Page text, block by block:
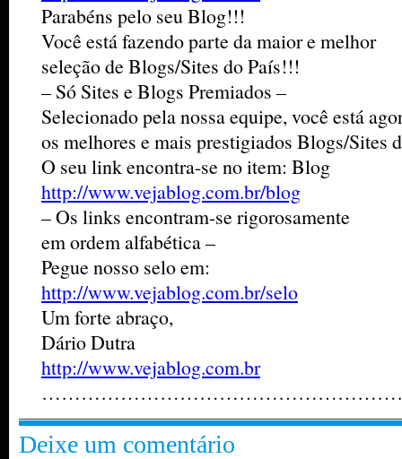
Parabéns pelo seu Blog!!!
Você está fazendo parte da maior e melhor
seleção de Blogs/Sites do País!!!
– Só Sites e Blogs Premiados –
Selecionado pela nossa equipe, você está
os melhores e mais prestigiados Blogs/Sites
O seu link encontra-se no item: Blog
http://www.vejablog.com.br/blog
– Os links encontram-se rigorosamente
em ordem alfabética –
Pegue nosso selo em:
http://www.vejablog.com.br/selo
Um forte abraço,
Dário Dutra
http://www.vejablog.com.br
Deixe um comentário